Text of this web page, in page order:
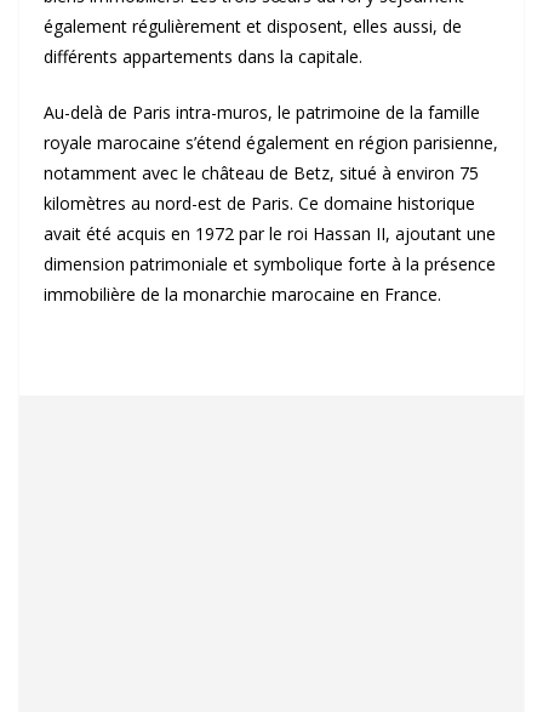
également régulièrement et disposent, elles aussi, de
différents appartements dans la capitale.
Au-delà de Paris intra-muros, le patrimoine de la famille
royale marocaine s’étend également en région parisienne,
notamment avec le château de Betz, situé à environ 75
kilomètres au nord-est de Paris. Ce domaine historique
avait été acquis en 1972 par le roi Hassan II, ajoutant une
dimension patrimoniale et symbolique forte à la présence
immobilière de la monarchie marocaine en France.